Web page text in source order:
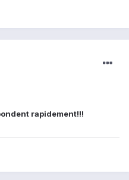
rapidement!!!